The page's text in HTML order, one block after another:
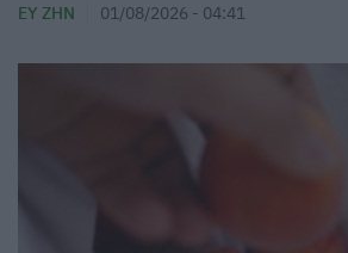
ΕΥ ΖΗΝ 01/08/2026 - 04:41